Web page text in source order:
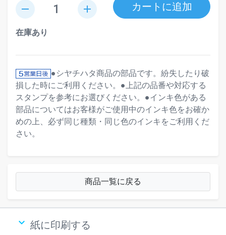
remove add カートに追加
在庫あり
●シヤチハタ商品の部品です。紛失したり破
損した時にご利用ください。●上記の品番や対応する
スタンプを参考にお選びください。●インキ色がある
部品についてはお客様がご使用中のインキ色をお確か
めの上、必ず同じ種類・同じ色のインキをご利用くだ
さい。
商品一覧に戻る
keyboard_arrow_down 紙に印刷する